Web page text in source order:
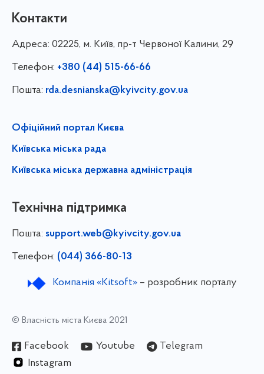
Контакти
Адреса: 02225, м. Київ, пр-т Червоної Калини, 29
Телефон: +380 (44) 515-66-66
Пошта: rda.desnianska@kyivcity.gov.ua
Офіційний портал Києва
Київська міська рада
Київська міська державна адміністрація
Технічна підтримка
Пошта: support.web@kyivcity.gov.ua
Телефон: (044) 366-80-13
Компанія «Kitsoft»– розробник порталу
© Власність міста Києва 2021
Facebook Youtube
Telegram
Instagram